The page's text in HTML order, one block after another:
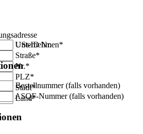
Unternehmen*
Straße*
Nr.*
PLZ*
Stadt*
Land*
USt-ID Nr.
Bestellnummer (falls vorhanden)
ASQF-Nummer (falls vorhanden)